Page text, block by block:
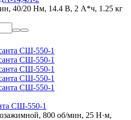
40/20 Нм, 14.4 В, 2 А*ч, 1.25 кг
СШ-550-1
800 об/мин, 25 Н·м,